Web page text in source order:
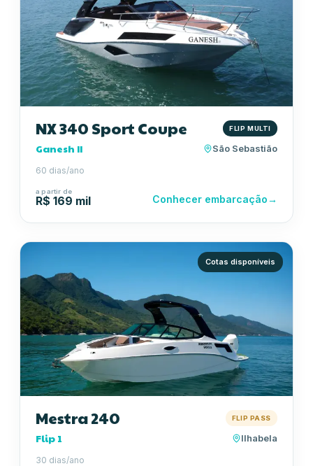
NX 340 Sport Coupe FLIP MULTI
Ganesh II São Sebastião
60 dias/ano
a partir de
R$ 169 mil Conhecer embarcação→
Cotas disponíveis
Mestra 240 FLIP PASS
Flip 1 Ilhabela
30 dias/ano